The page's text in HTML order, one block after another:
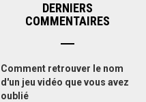
DERNIERS
COMMENTAIRES
Comment retrouver le nom
d'un jeu vidéo que vous avez
oublié